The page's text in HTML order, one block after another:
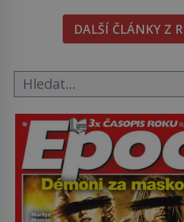
pohledu na výši vyměřené
v nezaměstnanosti. Kam vás
hřbitov, který si vysloužil název
DALŠÍ ČLÁNKY Z